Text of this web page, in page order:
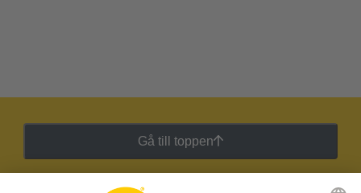
Gå till toppen